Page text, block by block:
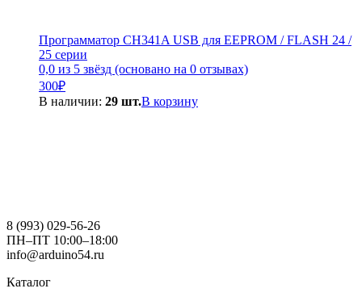
Программатор CH341A USB для EEPROM / FLASH 24 /
25 серии
0,0 из 5 звёзд (основано на 0 отзывах)
300₽
В наличии: 29 шт.В корзину
8 (993) 029-56-26
ПН–ПТ 10:00–18:00
info@arduino54.ru
Каталог